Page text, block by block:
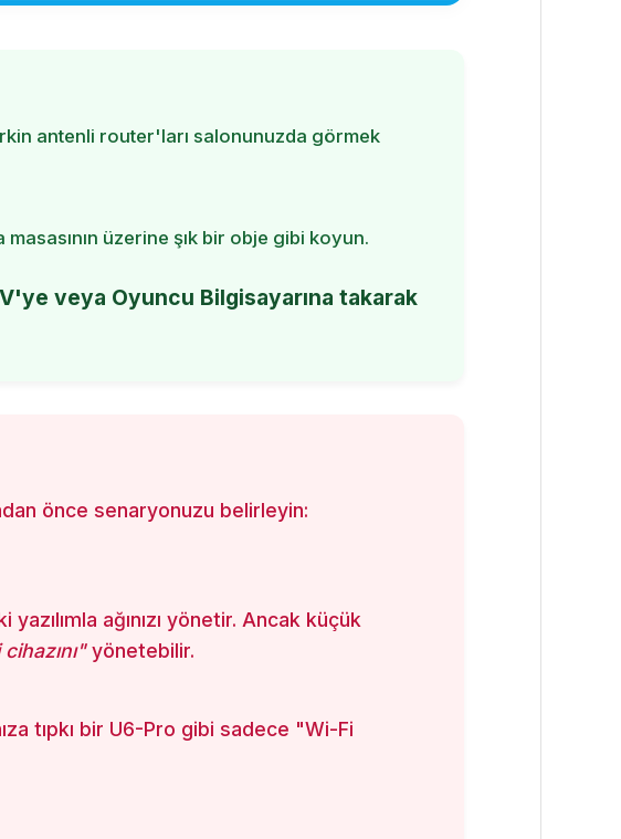
antenli router'ları salonunuzda görmek
üzerine şık bir obje gibi koyun.
veya Oyuncu Bilgisayarına takarak
önce senaryonuzu belirleyin:
ağınızı yönetir. Ancak küçük
yönetebilir.
tıpkı bir U6-Pro gibi sadece "Wi-Fi